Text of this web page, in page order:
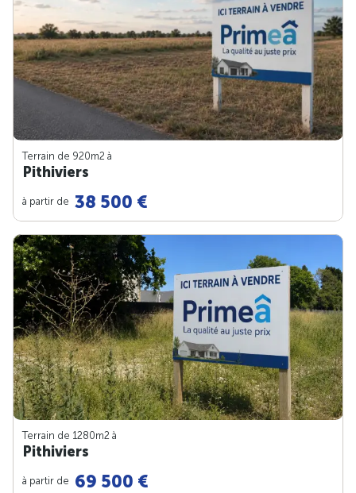
Terrain de 920m2 à
Pithiviers
à partir de 38 500 €
Terrain de 1280m2 à
Pithiviers
à partir de 69 500 €